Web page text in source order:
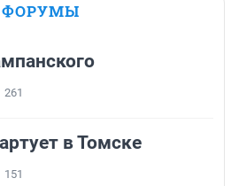
ФОРУМЫ
261
в Томске
151